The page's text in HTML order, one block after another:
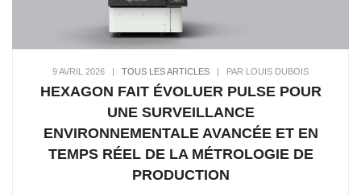
9 AVRIL 2026 | TOUS LES ARTICLES | PAR LOUIS DUBOIS
HEXAGON FAIT ÉVOLUER PULSE POUR
UNE SURVEILLANCE
ENVIRONNEMENTALE AVANCÉE ET EN
TEMPS RÉEL DE LA MÉTROLOGIE DE
PRODUCTION